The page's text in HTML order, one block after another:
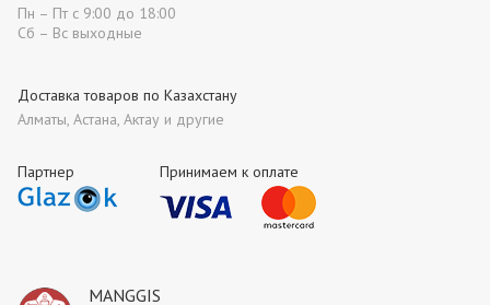
MANGGIS
Партнер Принимаем к оплате
Доставка товаров по Казахстану
Алматы, Астана, Актау и другие
Пн – Пт с 9:00 до 18:00
Сб – Вс выходные